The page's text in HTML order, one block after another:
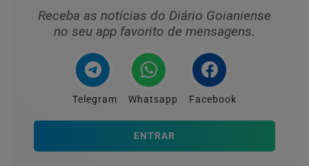
Receba as notícias do Diário Goianiense
no seu app favorito de mensagens.
Telegram Whatsapp Facebook
ENTRAR